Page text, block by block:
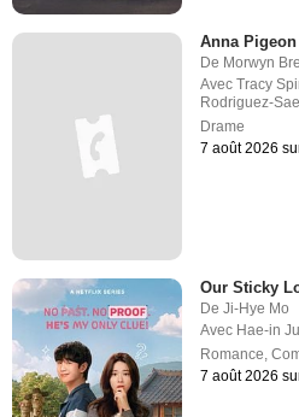
Anna Pigeon
De Morwyn
AvecTracy
Rodriguez-
Drame
7 août 2026
Our Sticky
DeJi-Hye Mo
Avec Hae-in
Romance ,
7 août 2026